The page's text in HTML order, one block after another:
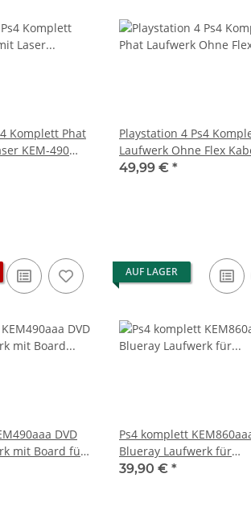
Komplett Phat
KEM-490
1216B
Playstation 4 Ps4
Laufwerk Ohne Flex
490 CUH-1216B
49,99 € *
DVD
mit Board für
AUF LAGER
Ps4 komplett
Blueray Laufwerk für
Playstation4 CUH1004B -
39,90 € *